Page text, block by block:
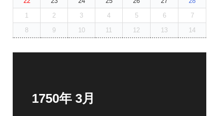
1
2 3 4 5 6
7
8
9 10 11 12 13 14
1750年 3月